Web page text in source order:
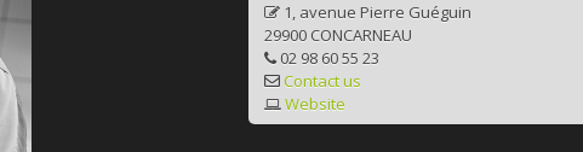
1, avenue Pierre Guéguin
29900 CONCARNEAU
02 98 60 55 23
Contact us
Website